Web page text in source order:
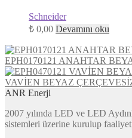
Schneider
₺ 0,00 Devamını oku
EPH0170121 ANAHTAR
VAVİEN BEYAZ
ANR Enerji
2007 yılında LED ve LED
sistemleri üzerine kurulup